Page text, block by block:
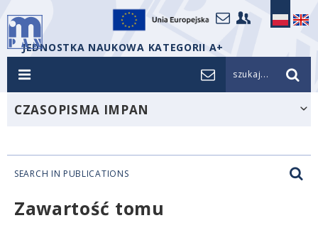
JEDNOSTKA NAUKOWA KATEGORII A+
szukaj...
CZASOPISMA IMPAN
SEARCH IN PUBLICATIONS
Zawartość tomu